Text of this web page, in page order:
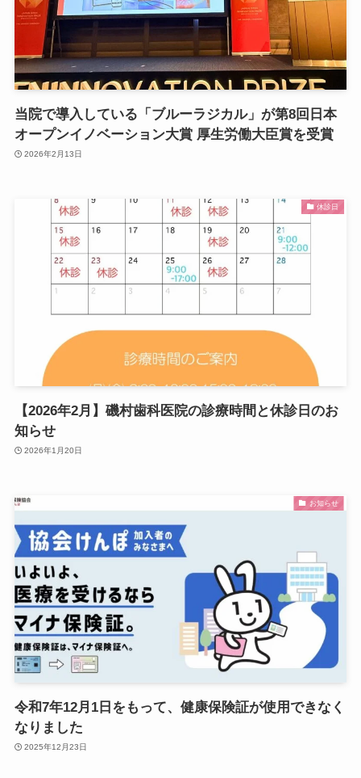
当院で導入している「ブルーラジカル」が第8回日本
オープンイノベーション大賞 厚生労働大臣賞を受賞
2026年2月13日
休診日
【2026年2月】磯村歯科医院の診療時間と休診日のお
知らせ
2026年1月20日
お知らせ
令和7年12月1日をもって、健康保険証が使用できなく
なりました
2025年12月23日